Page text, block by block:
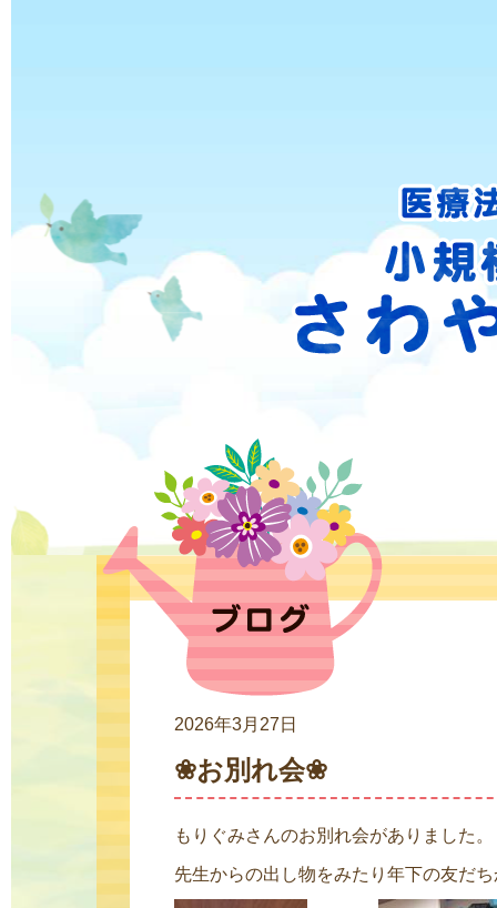
2026年3月27日
❀お別れ会❀
もりぐみさんのお別れ会がありました。
先生からの出し物をみたり年下の友だ